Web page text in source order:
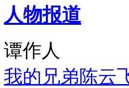
人物报道
谭作人
我的兄弟陈云